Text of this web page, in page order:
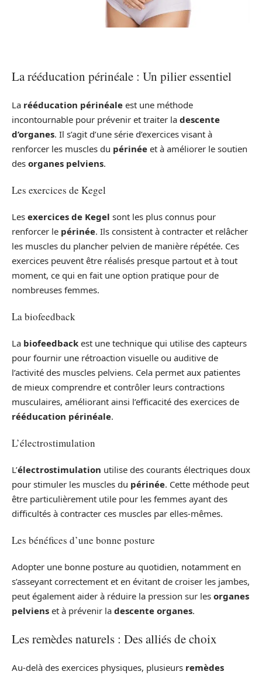
La rééducation périnéale : Un pilier essentiel
La rééducation périnéale est une méthode
incontournable pour prévenir et traiter la descente
d’organes. Il s’agit d’une série d’exercices visant à
renforcer les muscles du périnée et à améliorer le soutien
des organes pelviens.
Les exercices de Kegel
Les exercices de Kegel sont les plus connus pour
renforcer le périnée. Ils consistent à contracter et relâcher
les muscles du plancher pelvien de manière répétée. Ces
exercices peuvent être réalisés presque partout et à tout
moment, ce qui en fait une option pratique pour de
nombreuses femmes.
La biofeedback
La biofeedback est une technique qui utilise des capteurs
pour fournir une rétroaction visuelle ou auditive de
l’activité des muscles pelviens. Cela permet aux patientes
de mieux comprendre et contrôler leurs contractions
musculaires, améliorant ainsi l’efficacité des exercices de
rééducation périnéale.
L’électrostimulation
L’électrostimulation utilise des courants électriques doux
pour stimuler les muscles du périnée. Cette méthode peut
être particulièrement utile pour les femmes ayant des
difficultés à contracter ces muscles par elles-mêmes.
Les bénéfices d’une bonne posture
Adopter une bonne posture au quotidien, notamment en
s’asseyant correctement et en évitant de croiser les jambes,
peut également aider à réduire la pression sur les organes
pelviens et à prévenir la descente organes.
Les remèdes naturels : Des alliés de choix
Au-delà des exercices physiques, plusieurs remèdes